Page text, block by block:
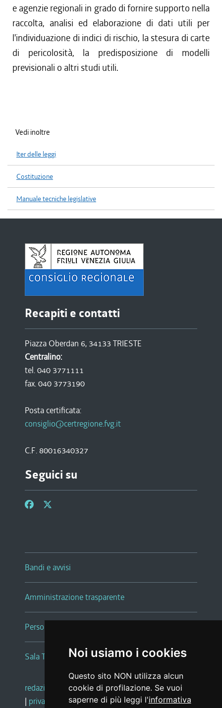
Noi usiamo i cookies
Questo sito NON utilizza alcun
cookie di profilazione. Se vuoi
saperne di più leggi l'informativa
e agenzie regionali in grado di fornire supporto nella
raccolta, analisi ed elaborazione di dati utili per
l'individuazione di indici di rischio, la stesura di carte
di pericolosità, la predisposizione di modelli
previsionali o altri studi utili.
Vedi inoltre
Iter delle leggi
Costituzione
Manuale tecniche legislative
Recapiti e contatti
Piazza Oberdan 6, 34133 TRIESTE
Centralino:
tel. 040 3771111
fax. 040 3773190
Posta certificata:
consiglio@certregione.fvg.it
C.F. 80016340327
Seguici su
Bandi e avvisi
Amministrazione trasparente
Persone e Uffici
Sala Tiziano Tessitori
redazione web |note legali |glossario
| privacy social media policy